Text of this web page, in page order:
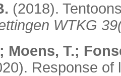
(2018).
WTKG
Moens, T.;
Response of